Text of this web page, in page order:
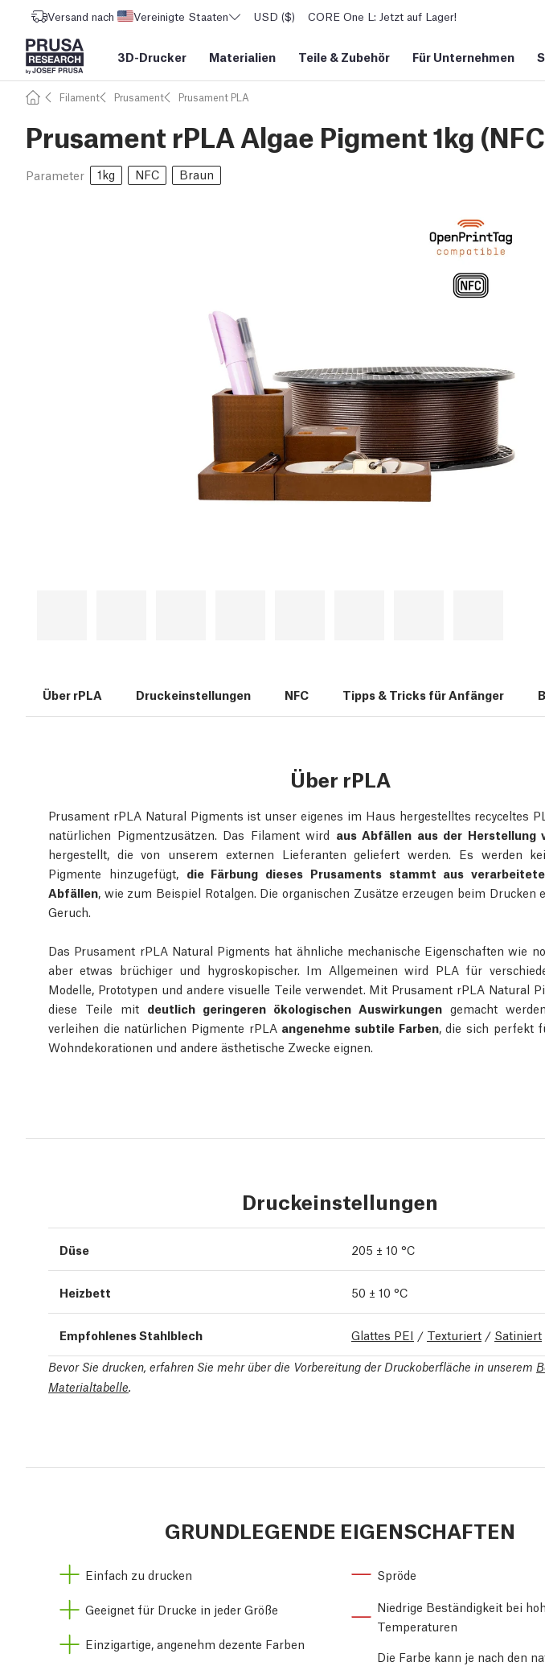
Versand nach Vereinigte Staaten USD ($) CORE One L: Jetzt auf Lager!
3D-Drucker Materialien Teile & Zubehör Für Unternehmen
Filament Prusament Prusament PLA
Prusament rPLA Algae Pigment 1kg
Parameter 1kg NFC Braun
Über rPLA Druckeinstellungen NFC Tipps & Tricks für Anfänger
Über rPLA
Prusament rPLA Natural Pigments ist unser eigenes im Haus hergestelltes recyceltes
natürlichen Pigmentzusätzen. Das Filament wird aus Abfällen aus der Herstellung
hergestellt, die von unserem externen Lieferanten geliefert werden. Es werden
Pigmente hinzugefügt, die Färbung dieses Prusaments stammt aus
Abfällen, wie zum Beispiel Rotalgen. Die organischen Zusätze erzeugen beim Drucken
Geruch.
Das Prusament rPLA Natural Pigments hat ähnliche mechanische Eigenschaften wie
aber etwas brüchiger und hygroskopischer. Im Allgemeinen wird PLA für
Modelle, Prototypen und andere visuelle Teile verwendet. Mit Prusament rPLA Natural
diese Teile mit deutlich geringeren ökologischen Auswirkungen gemacht
verleihen die natürlichen Pigmente rPLA angenehme subtile Farben, die sich perfekt
Wohndekorationen und andere ästhetische Zwecke eignen.
Druckeinstellungen
Düse 205 ± 10 °C
Heizbett 50 ± 10 °C
Empfohlenes Stahlblech Glattes PEI / Texturiert / Satiniert
Bevor Sie drucken, erfahren Sie mehr über die Vorbereitung der Druckoberfläche in unserem
Materialtabelle.
GRUNDLEGENDE EIGENSCHAFTEN
Einfach zu drucken
Geeignet für Drucke in jeder Größe
Einzigartige, angenehm dezente Farben
Spröde
Niedrige Beständigkeit bei
Temperaturen
Die Farbe kann je nach den